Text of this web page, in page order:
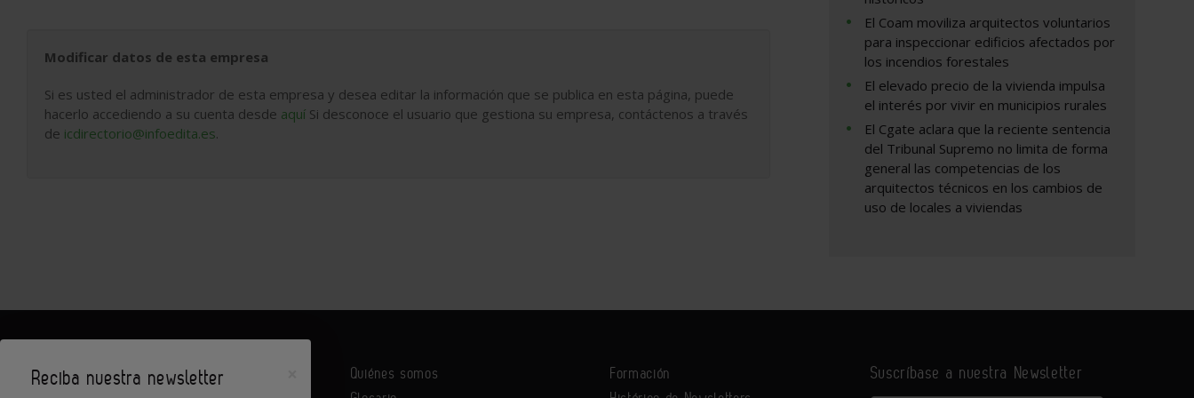
Modificar datos de esta empresa
Si es usted el administrador de esta empresa y desea editar la información que se publica en esta página, puede
hacerlo accediendo a su cuenta desde aquí Si desconoce el usuario que gestiona su empresa, contáctenos a través
de icdirectorio@infoedita.es.
El Coam moviliza arquitectos voluntarios
para inspeccionar edificios afectados por
los incendios forestales
El elevado precio de la vivienda impulsa
el interés por vivir en municipios rurales
El Cgate aclara que la reciente sentencia
del Tribunal Supremo no limita de forma
general las competencias de los
arquitectos técnicos en los cambios de
uso de locales a viviendas
Quiénes somos
Formación
Suscríbase a nuestra Newsletter
Reciba nuestra newsletter